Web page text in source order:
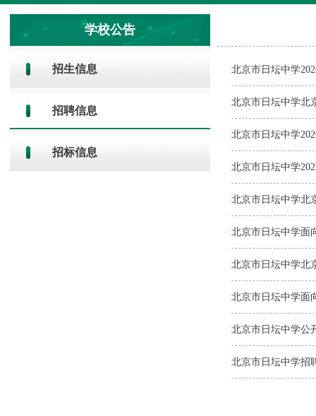
学校公告
招生信息
招聘信息
招标信息
北京市日坛中学
北京市日坛中学
北京市日坛中学面
北京市日坛中学北
北京市日坛中学面
北京市日坛中学公
北京市日坛中学招